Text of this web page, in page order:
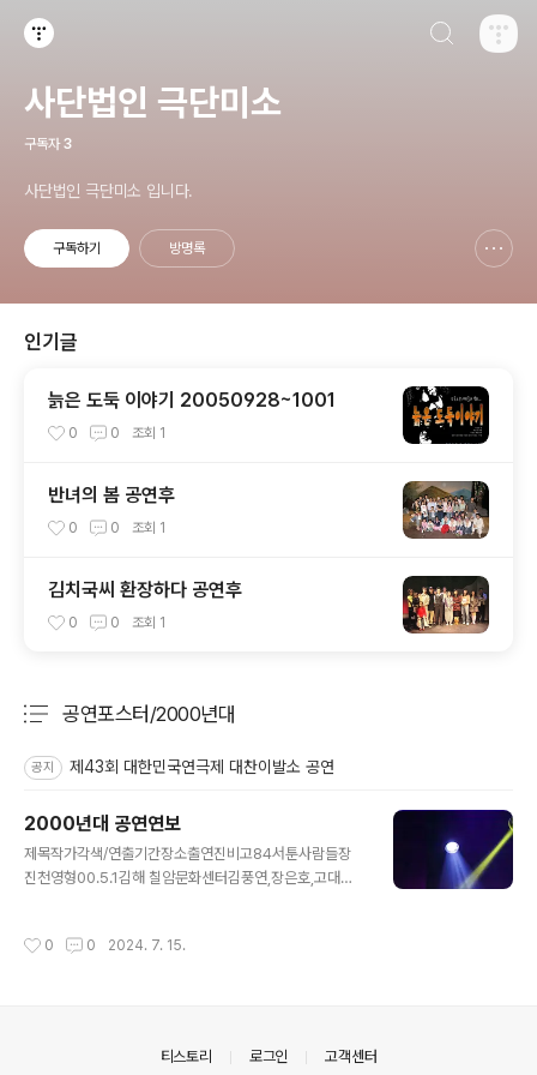
사단법인 극단미소
구독자 3
사단법인 극단미소 입니다.
구독하기 방명록
인기글
늙은 도둑 이야기 20050928~1001
0 0 조회 1
반녀의 봄 공연후
0 0 조회 1
김치국씨 환장하다 공연후
0 0 조회 1
공연포스터/2000년대
공지 제43회 대한민국연극제 대찬이발소 공연
2000년대 공연연보
제목작가각색/연출기간장소출연진비고84서툰사람들장
진천영형00.5.1김해 칠암문화센터김풍연,장은호,고대호,
창단11주년기념공연86장똘뱅이신맹식천영형00.8.3일
호,김풍연,김영애,송광숙,장은호,천신남,천영형2000년무
대공연지원작88장똘뱅이신맹식천영형00.9.29여수진남
0 0 2024. 7. 15.
티스토리 로그인 고객센터